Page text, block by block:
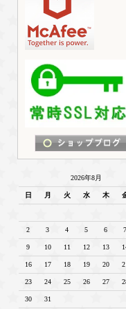
2026年8月
日 月 火 水 木
2 3 4 5 6 7
9 10 11 12 13
16 17 18 19 20
23 24 25 26 27
30 31